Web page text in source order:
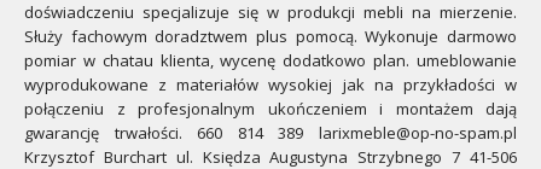
doświadczeniu specjalizuje się w produkcji mebli na mierzenie.
Służy fachowym doradztwem plus pomocą. Wykonuje darmowo
pomiar w chatau klienta, wycenę dodatkowo plan. umeblowanie
wyprodukowane z materiałów wysokiej jak na przykładości w
połączeniu z profesjonalnym ukończeniem i montażem dają
gwarancję trwałości. 660 814 389 larixmeble@op-no-spam.pl
Krzysztof Burchart ul. Księdza Augustyna Strzybnego 7 41-506